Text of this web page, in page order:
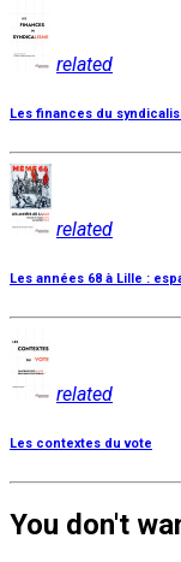
related
Les finances du
related
Les années 68 à Lille :
related
Les contextes du vote
You don't